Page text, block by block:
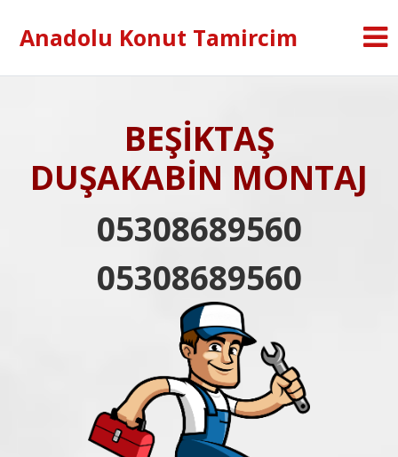
Anadolu Konut Tamircim
BEŞİKTAŞ
DUŞAKABİN MONTAJ
05308689560
05308689560